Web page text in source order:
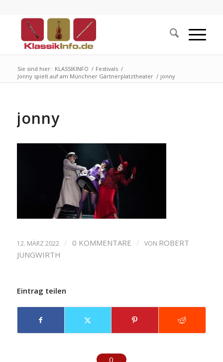
Sie sind hier: KLASSIKINFO / Festivals /
Jonny spielt auf am Münchner Gärtnerplatztheater / jonny
jonny
12. MÄRZ 2022 / 0 KOMMENTARE / VON ROBERT
JUNGWIRTH
Eintrag teilen
0